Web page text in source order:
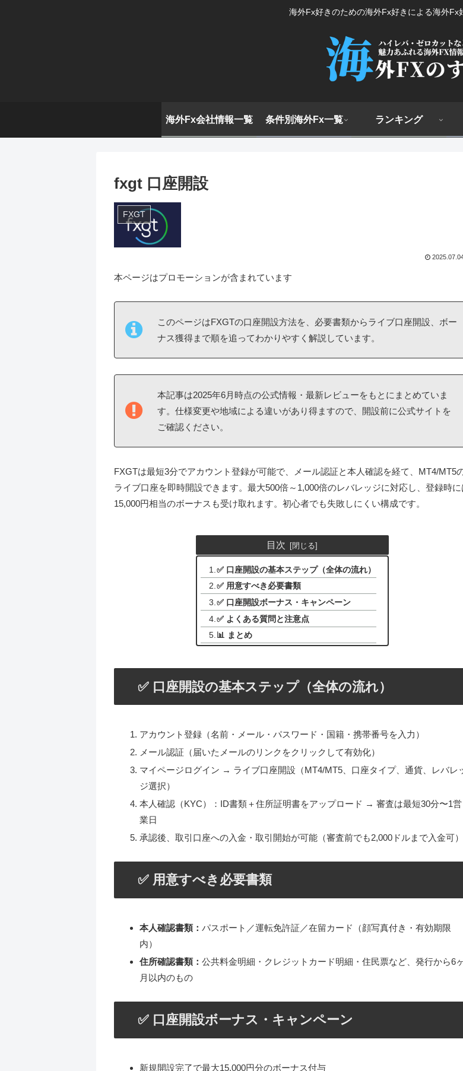
海外Fx好きのための海外Fx好きによる海外Fx
海外Fx会社情報一覧 条件別海外Fx一覧 ランキング
fxgt 口座開設
FXGT
本ページはプロモーションが含まれています
このページはFXGTの口座開設方法を、必要書類からライブ口座開設、ボー
ナス獲得まで順を追ってわかりやすく解説しています。
本記事は2025年6月時点の公式情報・最新レビューをもとにまとめていま
す。仕様変更や地域による違いがあり得ますので、開設前に公式サイトを
ご確認ください。
FXGTは最短3分でアカウント登録が可能で、メール認証と本人確認を経て、MT4/MT5
ライブ口座を即時開設できます。最大500倍～1,000倍のレバレッジに対応し、登録時に
15,000円相当のボーナスも受け取れます。初心者でも失敗しにくい構成です。
目次
✅ 口座開設の基本ステップ（全体の流れ）
✅ 用意すべき必要書類
✅ 口座開設ボーナス・キャンペーン
✅ よくある質問と注意点
📊 まとめ
✅ 口座開設の基本ステップ（全体の流れ）
アカウント登録（名前・メール・パスワード・国籍・携帯番号を入力）
メール認証（届いたメールのリンクをクリックして有効化）
マイページログイン → ライブ口座開設（MT4/MT5、口座タイプ、通貨、レバレ
ジ選択）
本人確認（KYC）：ID書類＋住所証明書をアップロード → 審査は最短30分〜1営
業日
承認後、取引口座への入金・取引開始が可能（審査前でも2,000ドルまで入金可）
✅ 用意すべき必要書類
本人確認書類： パスポート／運転免許証／在留カード（顔写真付き・有効期限
内）
住所確認書類： 公共料金明細・クレジットカード明細・住民票など、発行から6ヶ
月以内のもの
✅ 口座開設ボーナス・キャンペーン
新規開設完了で最大15,000円分のボーナス付与